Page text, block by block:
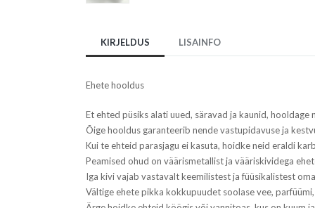
KIRJELDUS LISAINFO
Ehete hooldus
Et ehted püsiks alati uued, säravad ja kaunid, hooldage
Õige hooldus garanteerib nende vastupidavuse ja
Kui te ehteid parasjagu ei kasuta, hoidke neid eraldi
Peamised ohud on väärismetallist ja vääriskividega
Iga kivi vajab vastavalt keemilistest ja füüsikalistest
Vältige ehete pikka kokkupuudet soolase vee,